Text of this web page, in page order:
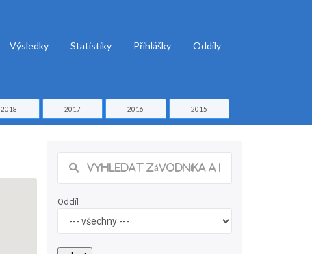
Výsledky Statistiky Přihlášky Oddíly
2018 2017 2016 2015
Oddíl